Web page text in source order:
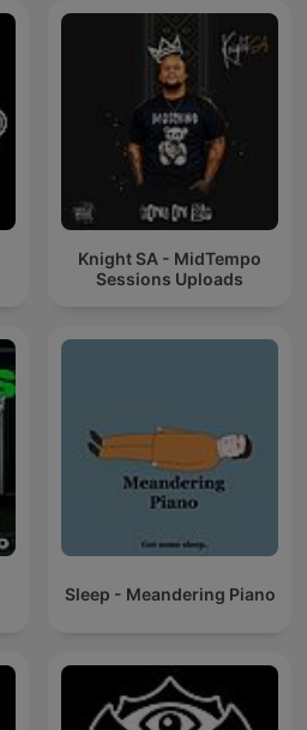
Knight SA - MidTempo
Sessions Uploads
Sleep - Meandering Piano